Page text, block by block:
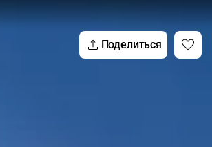
Поделиться